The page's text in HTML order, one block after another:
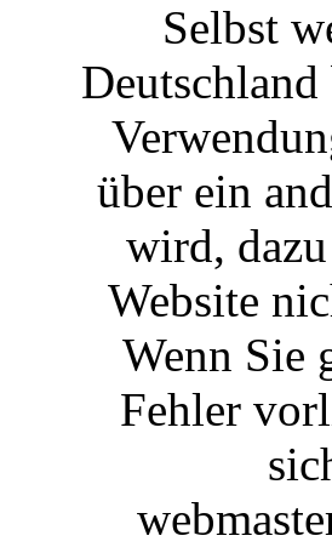
Selbst
über ein
wird,
Website
Wenn Sie
Fehler